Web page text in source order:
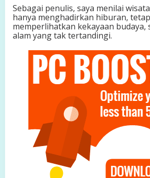
P
e
n
u
h
K
e
a
j
b
Sebagai penulis, saya menilai
hanya menghadirkan hiburan,
memperlihatkan kekayaan budaya,
alam yang tak tertandingi.